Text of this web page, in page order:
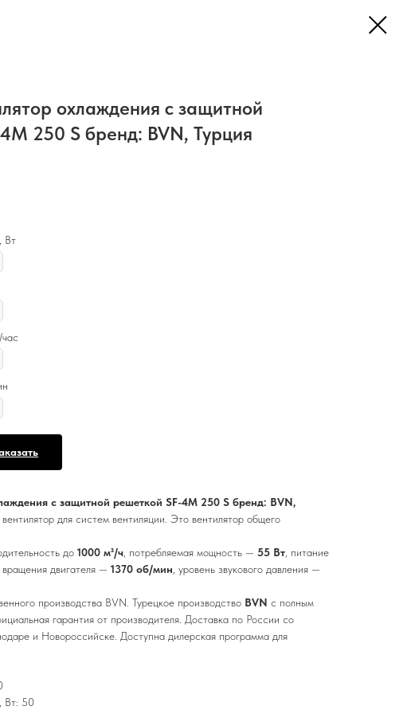
охлаждения с защитной
250 S бренд: BVN, Турция
Вт
с защитной решеткой SF-4M 250 S бренд: BVN,
для систем вентиляции. Это вентилятор общего
до 1000 м³/ч , потребляемая мощность — 55 Вт , питание
вращения двигателя — 1370 об/мин , уровень звукового давления —
производства BVN. Турецкое производство BVN с полным
гарантия от производителя. Доставка по России со
и Новороссийске. Доступна дилерская программа для
Вт: 50